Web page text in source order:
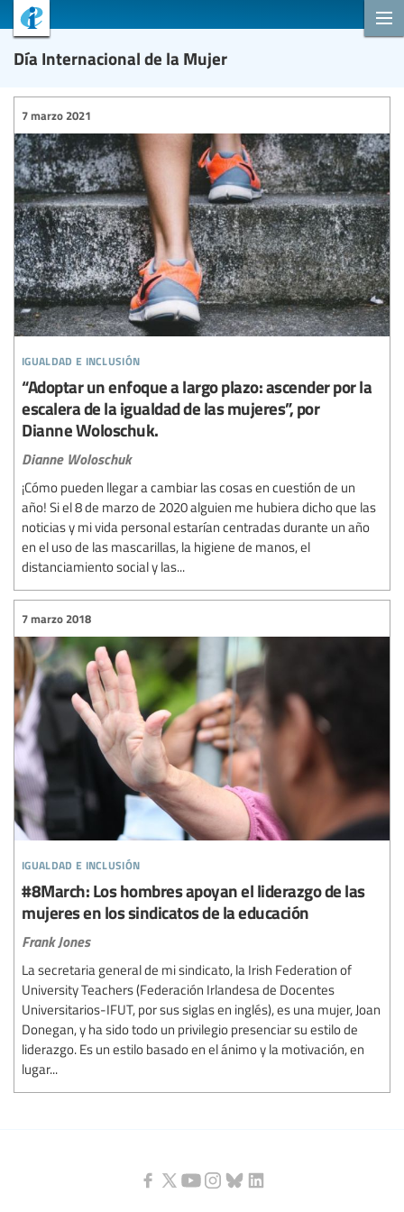
Día Internacional de la Mujer
igualdad e inclusión
7 marzo 2021
“Adoptar un enfoque a largo plazo: ascender por la
escalera de la igualdad de las mujeres”, por
Dianne Woloschuk.
Dianne Woloschuk
¡Cómo pueden llegar a cambiar las cosas en cuestión de un
año! Si el 8 de marzo de 2020 alguien me hubiera dicho que las
noticias y mi vida personal estarían centradas durante un año
en el uso de las mascarillas, la higiene de manos, el
distanciamiento social y las...
igualdad e inclusión
7 marzo 2018
#8March: Los hombres apoyan el liderazgo de las
mujeres en los sindicatos de la educación
Frank Jones
La secretaria general de mi sindicato, la Irish Federation of
University Teachers (Federación Irlandesa de Docentes
Universitarios-IFUT, por sus siglas en inglés), es una mujer, Joan
Donegan, y ha sido todo un privilegio presenciar su estilo de
liderazgo. Es un estilo basado en el ánimo y la motivación, en
lugar...